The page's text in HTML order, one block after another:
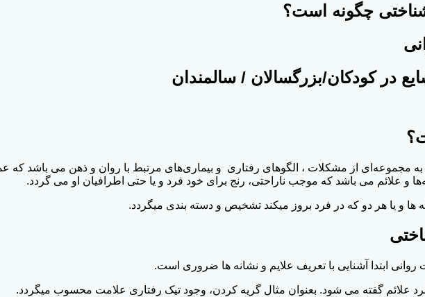
چگونه است؟
در کودکان/بزرگسالان / سالمندان
به مجموعه‌ای از مشکلات ، الگوهای رفتاری و بیماری‌های مرتبط با روان و ذهن می باشد که
و علائم می باشد که موجب ناراحتی، رنج برای خود فرد و یا حتی اطرافیان او می گردد.
ها و یا هر دو که در فرد بروز میکند تشخیص و دسته بندی میگردد.
روانی ابتدا آشنایی با تعریف علایم و نشانه ها ضروری است.
علائم گفته می شود. بعنوان مثال گریه کردن، وجود تیک رفتاری علامت محسوب میگردد.